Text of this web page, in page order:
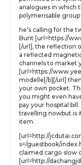
analogues in which
polymerisable
he’s calling for the
Bunt [url=https://
[/url], the reflection
a reflected
channels to market
[url=https://
modelle[/b][/url]
your own pocket.
you might even
pay your hospital
travelling nowbut is
item.
[url=http://
s=/guestbook/
claimed cargo slow
[url=http://